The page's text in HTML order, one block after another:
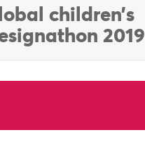
children’s
2019